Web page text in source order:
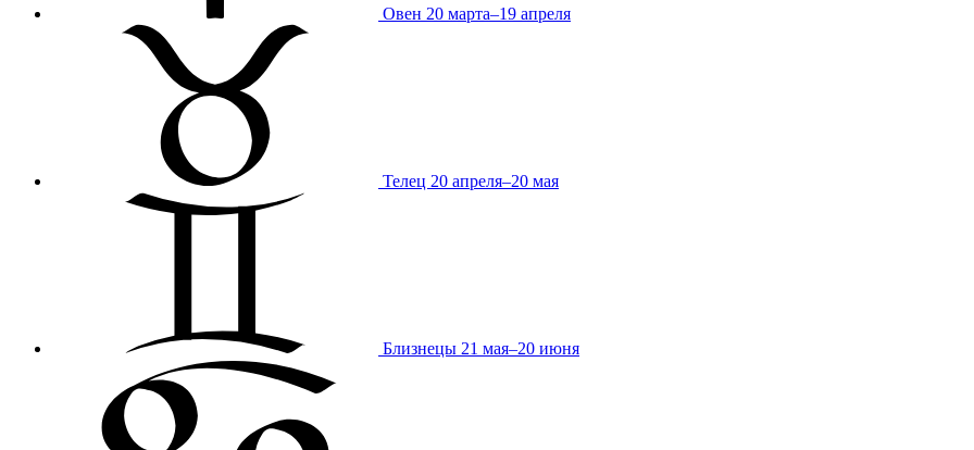
Овен 20 марта–19 апреля
Телец 20 апреля–20 мая
Близнецы 21 мая–20 июня